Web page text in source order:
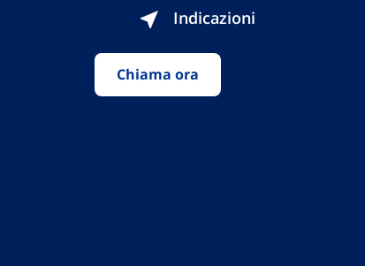
Indicazioni
Chiama ora